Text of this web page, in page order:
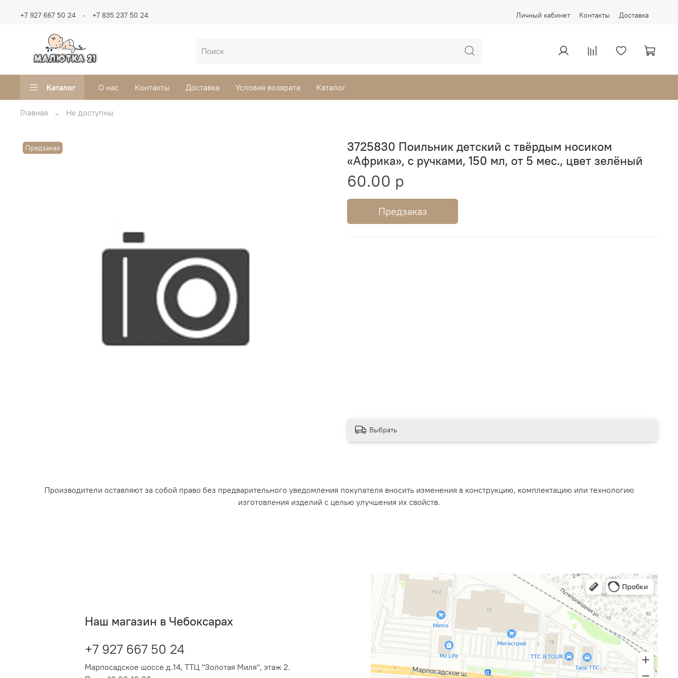
Личный кабинет Контакты Доставка
+7 927 667 50 24 +7 835 237 50 24
Каталог О нас Контакты Доставка Условия возврата Каталог
Главная Не доступны
Предзаказ
3725830 Поильник детский с твёрдым носиком
«Африка», с ручками, 150 мл, от 5 мес., цвет зелёный
60.00 р
Предзаказ
Выбрать
Производители оставляют за собой право без предварительного уведомления покупателя вносить изменения в конструкцию, комплектацию или технологию
изготовления изделий с целью улучшения их свойств.
Наш магазин в Чебоксарах
+7 927 667 50 24
Марпосадское шоссе д.14, ТТЦ "Золотая Миля", этаж 2.